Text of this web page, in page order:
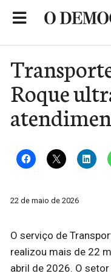
Roque
22 de maio de 2026
O serviço de
realizou mais de 22
abril de 2026. O